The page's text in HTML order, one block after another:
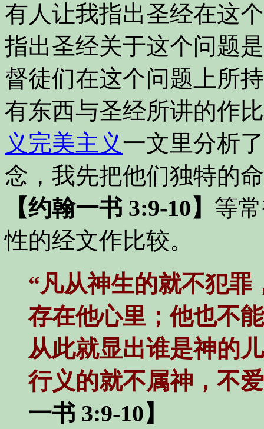
有人让我指出圣经在这
指出圣经关于这个问题
督徒们在这个问题上所
有东西与圣经所讲的作
义完美主义一文里分析
念，我先把他们独特的
【约翰一书 3:9-10】 等
性的经文作比较。
“凡从神生的就不犯罪
存在他心里；他也不
从此就显出谁是神的
行义的就不属神，不
一书 3:9-10】